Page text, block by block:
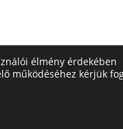
élmény érdekében
működéséhez kérjük
Cookie Banner